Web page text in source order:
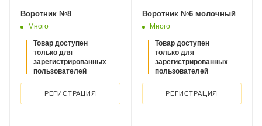
Воротник №8
Много
Товар доступен
только для
зарегистрированных
пользователей
РЕГИСТРАЦИЯ
Воротник №6 молочный
Много
Товар доступен
только для
зарегистрированных
пользователей
РЕГИСТРАЦИЯ